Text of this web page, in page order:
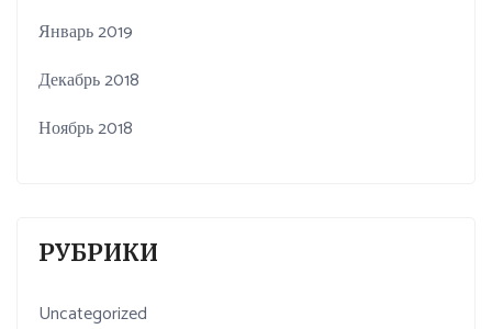
Январь 2019
Декабрь 2018
Ноябрь 2018
РУБРИКИ
Uncategorized